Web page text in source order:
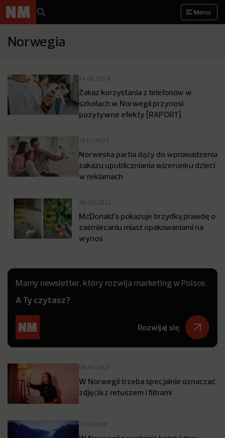
Menu
Norwegia
14.05.2024
Zakaz korzystania z telefonów w
szkołach w Norwegii przynosi
pozytywne efekty [RAPORT]
19.01.2023
Norweska partia dąży do wprowadzenia
zakazu upubliczniania wizerunku dzieci
w reklamach
30.03.2022
McDonald’s pokazuje brzydką prawdę o
zaśmiecaniu miast opakowaniami na
wynos
Mamy newsletter, który rozwija marketing w Polsce.
A Ty czytasz?
Rozwijaj się
06.07.2021
W Norwegii trzeba specjalnie oznaczać
zdjęcia z retuszem i filtrami
21.11.2018